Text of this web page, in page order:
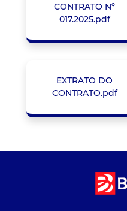
CONTRATO Nº
017.2025.pdf
EXTRATO DO
CONTRATO.pdf